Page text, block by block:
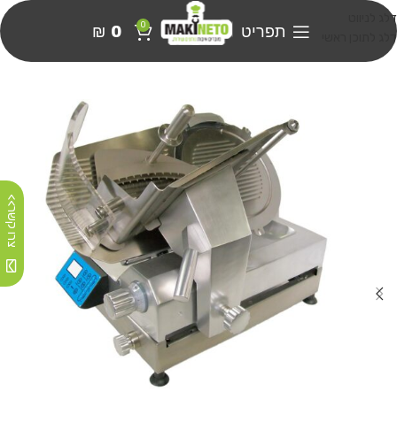
דלג לניווט
דלג לתוכן ראשי
תפריט 0
₪ 0
צרו קשר>>